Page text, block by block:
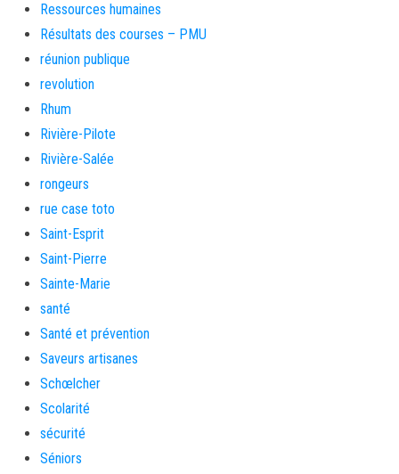
Ressources humaines
Résultats des courses – PMU
réunion publique
revolution
Rhum
Rivière-Pilote
Rivière-Salée
rongeurs
rue case toto
Saint-Esprit
Saint-Pierre
Sainte-Marie
santé
Santé et prévention
Saveurs artisanes
Schœlcher
Scolarité
sécurité
Séniors